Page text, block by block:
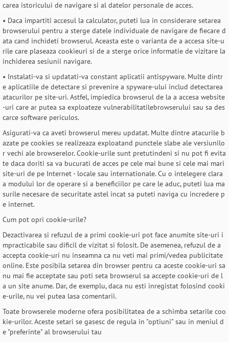
carea istoricului de navigare si al datelor personale de acces.
• Daca impartiti accesul la calculator, puteti lua in considerare setarea
browserului pentru a sterge datele individuale de navigare de fiecare d
ata cand inchideti browserul. Aceasta este o varianta de a accesa site-u
rile care plaseaza cookieuri si de a sterge orice informatie de vizitare la
inchiderea sesiunii navigare.
• Instalati-va si updatati-va constant aplicatii antispyware. Multe dintr
e aplicatiile de detectare si prevenire a spyware-ului includ detectarea
atacurilor pe site-uri. Astfel, impiedica browserul de la a accesa website
-uri care ar putea sa exploateze vulnerabilitatilebrowserului sau sa des
carce software periculos.
Asigurati-va ca aveti browserul mereu updatat. Multe dintre atacurile b
azate pe cookies se realizeaza exploatand punctele slabe ale versiunilo
r vechi ale browserelor. Cookie-urile sunt pretutindeni si nu pot fi evita
te daca doriti sa va bucurati de acces pe cele mai bune si cele mai mari
site-uri de pe Internet - locale sau internationale. Cu o intelegere clara
a modului lor de operare si a beneficiilor pe care le aduc, puteti lua ma
surile necesare de securitate astel incat sa puteti naviga cu incredere p
e internet.
Cum pot opri cookie-urile?
Dezactivarea si refuzul de a primi cookie-uri pot face anumite site-uri i
mpracticabile sau dificil de vizitat si folosit. De asemenea, refuzul de a
accepta cookie-uri nu inseamna ca nu veti mai primi/vedea publicitate
online. Este posibila setarea din browser pentru ca aceste cookie-uri sa
nu mai fie acceptate sau poti seta browserul sa accepte cookie-uri de l
a un site anume. Dar, de exemplu, daca nu esti inregistat folosind cooki
e-urile, nu vei putea lasa comentarii.
Toate browserele moderne ofera posibilitatea de a schimba setarile coo
kie-urilor. Aceste setari se gasesc de regula in "optiuni" sau in meniul d
e "preferinte" al browserului tau